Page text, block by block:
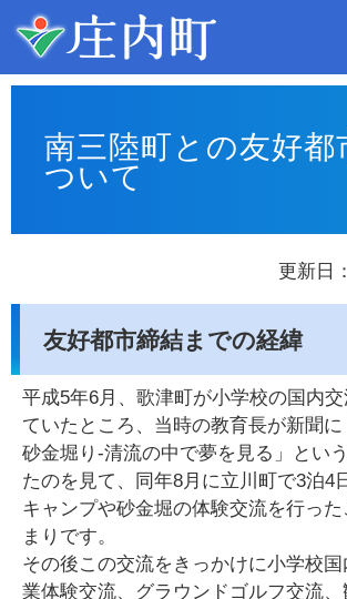
このページの本文へ移動
南三陸町との友好都
ついて
更新日
友好都市締結までの経緯
平成5年6月、歌津町が小学校の国内
ていたところ、当時の教育長が新聞
砂金堀り-清流の中で夢を見る」とい
たのを見て、同年8月に立川町で3泊4
キャンプや砂金堀の体験交流を行っ
まりです。
その後この交流をきっかけに小学校
業体験交流、グラウンドゴルフ交流